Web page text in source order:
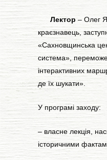
Лектор – Олег
краєзнавець,
«Сахновщинська
система»,
інтерактивних
де їх шукати».
У програмі заходу:
– власне лекція,
історичними